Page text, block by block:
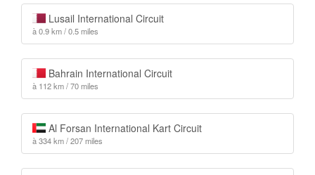
Lusail International Circuit
à 0.9 km / 0.5 miles
Bahrain International Circuit
à 112 km / 70 miles
Al Forsan International Kart Circuit
à 334 km / 207 miles